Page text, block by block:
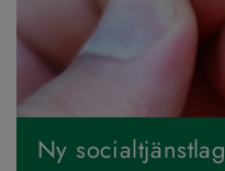
Ny socialtjänstlag